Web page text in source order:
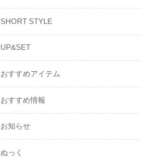
SHORT STYLE
UP&SET
おすすめアイテム
おすすめ情報
お知らせ
ぬっく